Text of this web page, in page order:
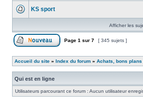
KS sport
Afficher les
Page 1 sur 7 [ 345 sujets ]
Accueil du site » Index du forum » Achats, bons plans
Qui est en ligne
Utilisateurs parcourant ce forum : Aucun utilisateur